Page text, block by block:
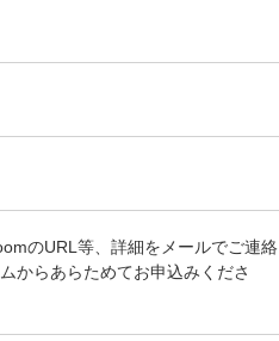
のURL等、詳細をメールでご連絡
からあらためてお申込みくださ